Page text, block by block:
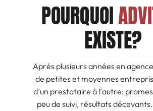
POURQUOI
EXISTE?
Après plusieurs années en
de petites et moyennes
d’un prestataire à l’autre:
peu de suivi, résultats